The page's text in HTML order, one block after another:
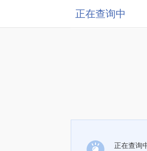
正在查询中
正在查询